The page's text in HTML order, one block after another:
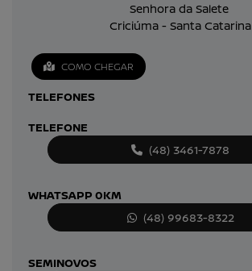
Senhora da Salete
Criciúma - Santa Catarina
COMO CHEGAR
TELEFONES
TELEFONE
(48) 3461-7878
WHATSAPP 0KM
(48) 99683-8322
SEMINOVOS